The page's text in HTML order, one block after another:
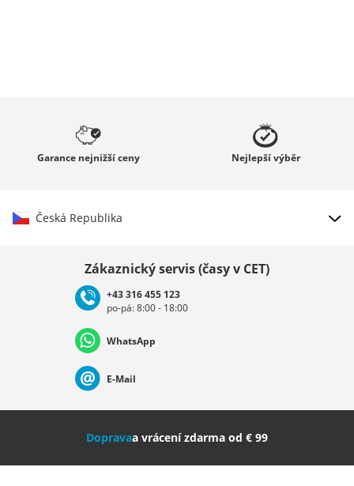
Garance nejnižší ceny Nejlepšívýběr
Česká Republika
Deutschland Österreich
Nederland Italia (Italiano) Italien (Deutsch)
Zákaznický servis (časy v CET)
+43 316 455 123
po-pá: 8:00 - 18:00
WhatsApp
E-Mail
Dopravaa vrácení zdarma od € 99